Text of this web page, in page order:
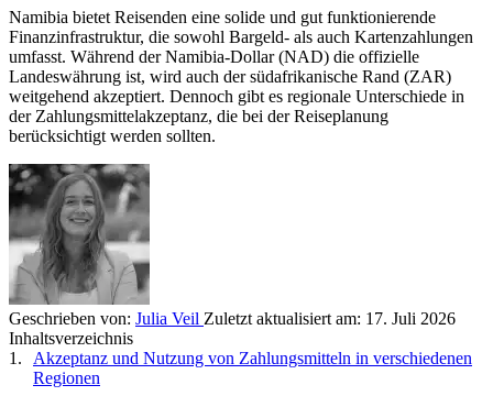
Namibia bietet Reisenden eine solide und gut funktionierende
Finanzinfrastruktur, die sowohl Bargeld- als auch Kartenzahlungen
umfasst. Während der Namibia-Dollar (NAD) die offizielle
Landeswährung ist, wird auch der südafrikanische Rand (ZAR)
weitgehend akzeptiert. Dennoch gibt es regionale Unterschiede in
der Zahlungsmittelakzeptanz, die bei der Reiseplanung
berücksichtigt werden sollten.
Geschrieben von: Julia Veil Zuletzt aktualisiert am: 17. Juli 2026
Inhaltsverzeichnis
Akzeptanz und Nutzung von Zahlungsmitteln in verschiedenen
Regionen